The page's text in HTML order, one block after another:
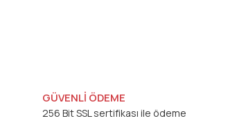
GÜVENLİ ÖDEME
256 Bit SSL sertifikası ile ödeme